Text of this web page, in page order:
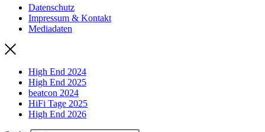
Datenschutz
Impressum & Kontakt
Mediadaten
High End 2024
High End 2025
beatcon 2024
HiFi Tage 2025
High End 2026